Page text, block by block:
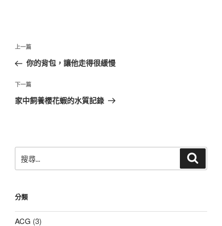
文
導
覽
上
一
文
章
上一篇
你的背包，讓他走得很緩慢
下
一
下一篇
家中飼養櫻花蝦的水質記錄
尋
字:
分類
ACG (3)